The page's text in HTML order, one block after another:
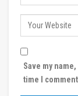
Save my
time I